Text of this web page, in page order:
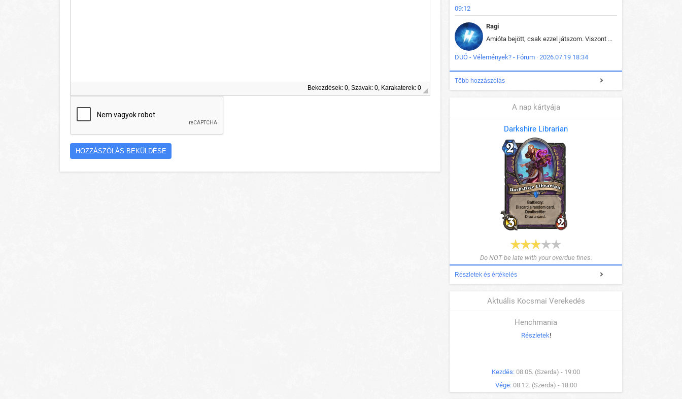
Bekezdések: 0, Szavak: 0, Karakaterek: 0
09:12
Ragi
Amióta bejött, csak ezzel játszom. Viszont mint minden más - akár az alapjáték is, ez is baromira összetett lett. Néha már pár kör után is esélytelen az egész. Vagy irreállisan túltápol valaki, vagy lelép a partner, vagy csak hülye mint a segg. És amikor eljönne az én időm, na akkor jön el mindenki másé is. Engem jobban érdekelne, hogy ki milyen ratingen szokott játszani. Na ez lenne egy érdekes adat.
DUÓ - Vélemények? - Fórum · 2026.07.19 18:34
Több hozzászólás
A nap kártyája
Darkshire Librarian
Do NOT be late with your overdue fines.
Részletek és értékelés
Aktuális Kocsmai Verekedés
Henchmania
Részletek!
Kezdés: 08.05. (Szerda) - 19:00
Vége: 08.12. (Szerda) - 18:00